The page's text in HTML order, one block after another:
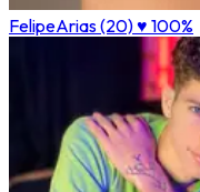
FelipeArias (20)♥ 100%